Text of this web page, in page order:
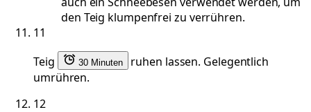
den Teig klumpenfrei zu verrühren.
11
Teig
30 Minuten
ruhen lassen. Gelegentlich
umrühren.
12